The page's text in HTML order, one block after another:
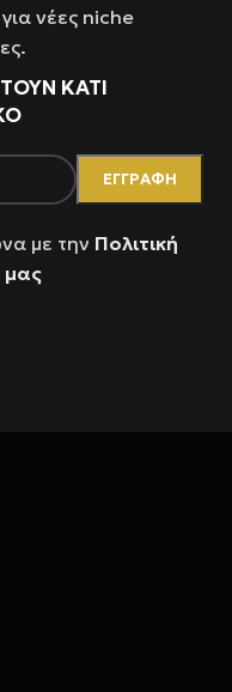
νέες niche
ΚΑΤΙ
με την Πολιτική